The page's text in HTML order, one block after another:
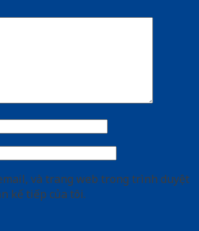
và trang web trong trình duyệt
kế tiếp của tôi.